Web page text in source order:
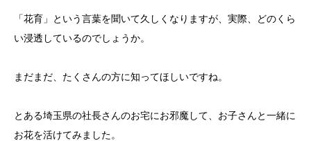
「花育」という言葉を聞いて久しくなりますが、実際、どのくら
い浸透しているのでしょうか。
まだまだ、たくさんの方に知ってほしいですね。
とある埼玉県の社長さんのお宅にお邪魔して、お子さんと一緒に
お花を活けてみました。